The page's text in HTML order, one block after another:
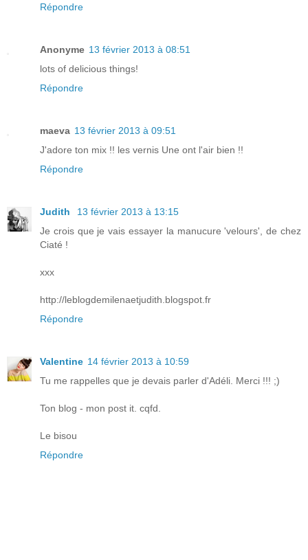
Répondre
Anonyme 13 février 2013 à 08:51
lots of delicious things!
Répondre
maeva 13 février 2013 à 09:51
J'adore ton mix !! les vernis Une ont l'air bien !!
Répondre
Judith
13 février 2013 à 13:15
Je crois que je vais essayer la manucure 'velours', de chez
Ciaté !
xxx
http://leblogdemilenaetjudith.blogspot.fr
Répondre
Valentine 14 février 2013 à 10:59
Tu me rappelles que je devais parler d'Adéli. Merci !!! ;)
Ton blog - mon post it. cqfd.
Le bisou
Répondre